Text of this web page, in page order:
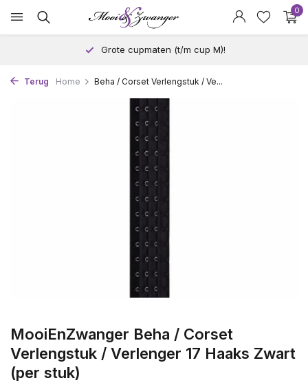
0
Grote cupmaten (t/m cup M)!
Terug Home Beha / Corset Verlengstuk / Ve...
MooiEnZwanger Beha / Corset
Verlengstuk / Verlenger 17 Haaks Zwart
(per stuk)